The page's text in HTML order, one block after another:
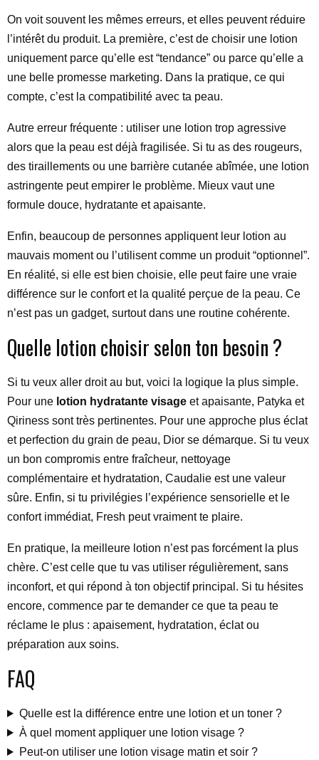
On voit souvent les mêmes erreurs, et elles peuvent réduire
l’intérêt du produit. La première, c’est de choisir une lotion
uniquement parce qu’elle est “tendance” ou parce qu’elle a
une belle promesse marketing. Dans la pratique, ce qui
compte, c’est la compatibilité avec ta peau.
Autre erreur fréquente : utiliser une lotion trop agressive
alors que la peau est déjà fragilisée. Si tu as des rougeurs,
des tiraillements ou une barrière cutanée abîmée, une lotion
astringente peut empirer le problème. Mieux vaut une
formule douce, hydratante et apaisante.
Enfin, beaucoup de personnes appliquent leur lotion au
mauvais moment ou l’utilisent comme un produit “optionnel”.
En réalité, si elle est bien choisie, elle peut faire une vraie
différence sur le confort et la qualité perçue de la peau. Ce
n’est pas un gadget, surtout dans une routine cohérente.
Quelle lotion choisir selon ton besoin ?
Si tu veux aller droit au but, voici la logique la plus simple.
Pour une lotion hydratante visage et apaisante, Patyka et
Qiriness sont très pertinentes. Pour une approche plus éclat
et perfection du grain de peau, Dior se démarque. Si tu veux
un bon compromis entre fraîcheur, nettoyage
complémentaire et hydratation, Caudalie est une valeur
sûre. Enfin, si tu privilégies l’expérience sensorielle et le
confort immédiat, Fresh peut vraiment te plaire.
En pratique, la meilleure lotion n’est pas forcément la plus
chère. C’est celle que tu vas utiliser régulièrement, sans
inconfort, et qui répond à ton objectif principal. Si tu hésites
encore, commence par te demander ce que ta peau te
réclame le plus : apaisement, hydratation, éclat ou
préparation aux soins.
FAQ
Quelle est la différence entre une lotion et un toner ?
À quel moment appliquer une lotion visage ?
Peut-on utiliser une lotion visage matin et soir ?